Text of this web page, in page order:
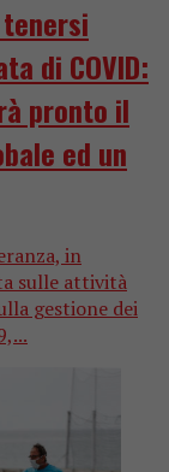
di COVID:
pronto il
ed un
in
sulle attività
gestione dei